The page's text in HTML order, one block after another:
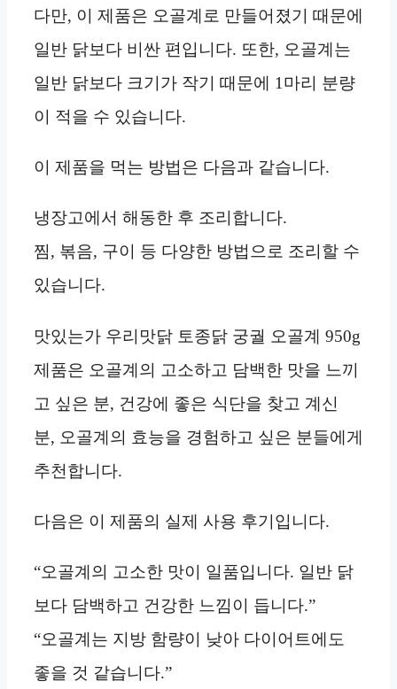
다만, 이 제품은 오골계로 만들어졌기 때문에
일반 닭보다 비싼 편입니다. 또한, 오골계는
일반 닭보다 크기가 작기 때문에 1마리 분량
이 적을 수 있습니다.
이 제품을 먹는 방법은 다음과 같습니다.
냉장고에서 해동한 후 조리합니다.
찜, 볶음, 구이 등 다양한 방법으로 조리할 수
있습니다.
맛있는가 우리맛닭 토종닭 궁궐 오골계 950g
제품은 오골계의 고소하고 담백한 맛을 느끼
고 싶은 분, 건강에 좋은 식단을 찾고 계신
분, 오골계의 효능을 경험하고 싶은 분들에게
추천합니다.
다음은 이 제품의 실제 사용 후기입니다.
“오골계의 고소한 맛이 일품입니다. 일반 닭
보다 담백하고 건강한 느낌이 듭니다.”
“오골계는 지방 함량이 낮아 다이어트에도
좋을 것 같습니다.”